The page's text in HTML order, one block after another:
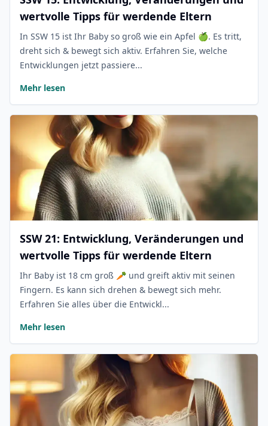
wertvolle Tipps für werdende Eltern
In SSW 15 ist Ihr Baby so groß wie ein Apfel 🍏. Es tritt,
dreht sich & bewegt sich aktiv. Erfahren Sie, welche
Entwicklungen jetzt passiere...
Mehr lesen
SSW 21: Entwicklung, Veränderungen und
wertvolle Tipps für werdende Eltern
Ihr Baby ist 18 cm groß 🥕 und greift aktiv mit seinen
Fingern. Es kann sich drehen & bewegt sich mehr.
Erfahren Sie alles über die Entwickl...
Mehr lesen